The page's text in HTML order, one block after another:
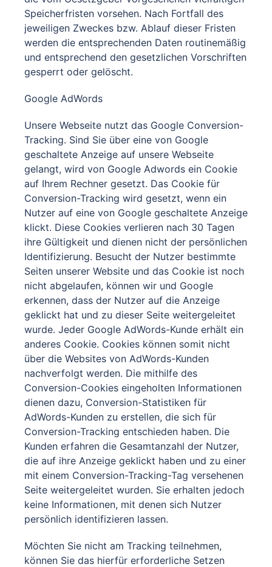
Speicherfristen vorsehen. Nach Fortfall des
jeweiligen Zweckes bzw. Ablauf dieser Fristen
werden die entsprechenden Daten routinemäßig
und entsprechend den gesetzlichen Vorschriften
gesperrt oder gelöscht.
Google AdWords
Unsere Webseite nutzt das Google Conversion-
Tracking. Sind Sie über eine von Google
geschaltete Anzeige auf unsere Webseite
gelangt, wird von Google Adwords ein Cookie
auf Ihrem Rechner gesetzt. Das Cookie für
Conversion-Tracking wird gesetzt, wenn ein
Nutzer auf eine von Google geschaltete Anzeige
klickt. Diese Cookies verlieren nach 30 Tagen
ihre Gültigkeit und dienen nicht der persönlichen
Identifizierung. Besucht der Nutzer bestimmte
Seiten unserer Website und das Cookie ist noch
nicht abgelaufen, können wir und Google
erkennen, dass der Nutzer auf die Anzeige
geklickt hat und zu dieser Seite weitergeleitet
wurde. Jeder Google AdWords-Kunde erhält ein
anderes Cookie. Cookies können somit nicht
über die Websites von AdWords-Kunden
nachverfolgt werden. Die mithilfe des
Conversion-Cookies eingeholten Informationen
dienen dazu, Conversion-Statistiken für
AdWords-Kunden zu erstellen, die sich für
Conversion-Tracking entschieden haben. Die
Kunden erfahren die Gesamtanzahl der Nutzer,
die auf ihre Anzeige geklickt haben und zu einer
mit einem Conversion-Tracking-Tag versehenen
Seite weitergeleitet wurden. Sie erhalten jedoch
keine Informationen, mit denen sich Nutzer
persönlich identifizieren lassen.
Möchten Sie nicht am Tracking teilnehmen,
können Sie das hierfür erforderliche Setzen